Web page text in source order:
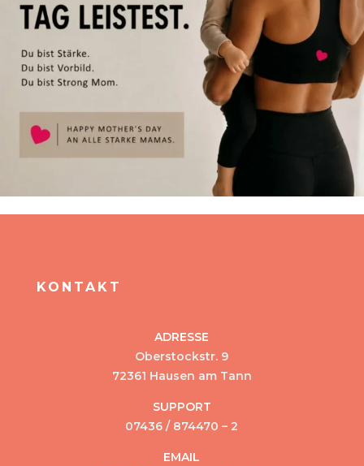
KONTAKT
ADRESSE
Oberstockstr. 9
72361 Hausen am Tann
SUPPORT
07436 / 874470 – 2
EMAIL